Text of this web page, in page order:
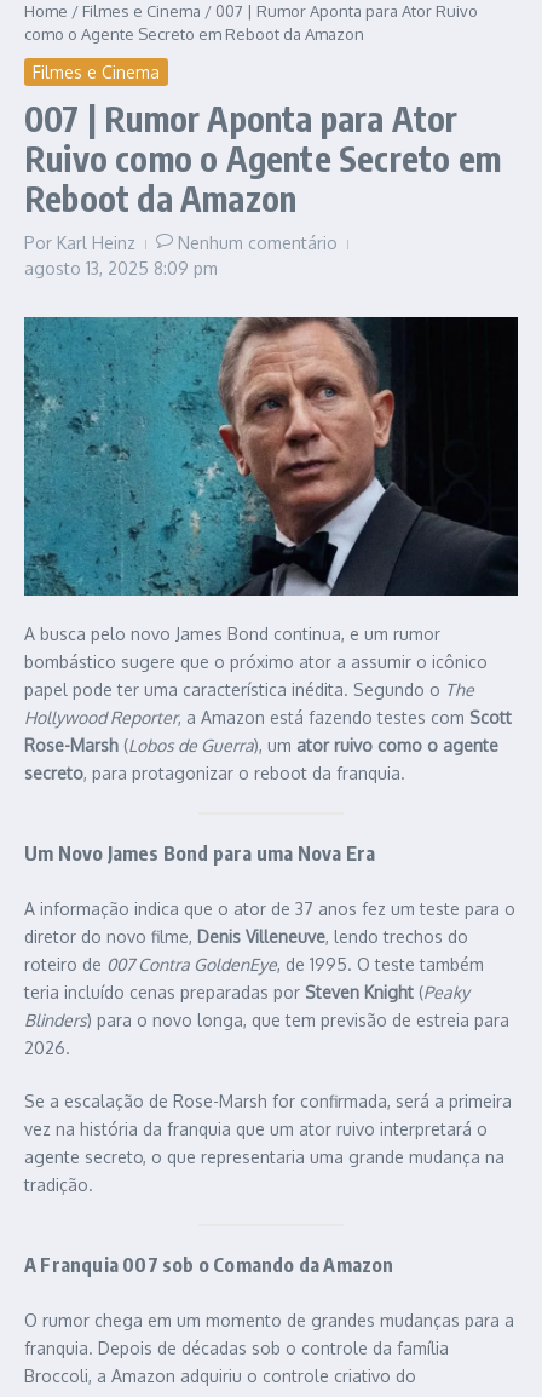
Home / Filmes e Cinema / 007 | Rumor Aponta para Ator Ruivo
como o Agente Secreto em Reboot da Amazon
Filmes e Cinema
007 | Rumor Aponta para Ator
Ruivo como o Agente Secreto em
Reboot da Amazon
Por Karl Heinz
Nenhum comentário
agosto 13, 2025 8:09 pm
A busca pelo novo James Bond continua, e um rumor
bombástico sugere que o próximo ator a assumir o icônico
papel pode ter uma característica inédita. Segundo o The
Hollywood Reporter, a Amazon está fazendo testes com Scott
Rose-Marsh (Lobos de Guerra), um ator ruivo como o agente
secreto, para protagonizar o reboot da franquia.
Um Novo James Bond para uma Nova Era
A informação indica que o ator de 37 anos fez um teste para o
diretor do novo filme, Denis Villeneuve, lendo trechos do
roteiro de 007 Contra GoldenEye, de 1995. O teste também
teria incluído cenas preparadas por Steven Knight (Peaky
Blinders) para o novo longa, que tem previsão de estreia para
2026.
Se a escalação de Rose-Marsh for confirmada, será a primeira
vez na história da franquia que um ator ruivo interpretará o
agente secreto, o que representaria uma grande mudança na
tradição.
A Franquia 007 sob o Comando da Amazon
O rumor chega em um momento de grandes mudanças para a
franquia. Depois de décadas sob o controle da família
Broccoli, a Amazon adquiriu o controle criativo do